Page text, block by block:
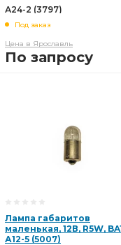
А24-2 (3797)
Под заказ
Цена в Ярославль
По запросу
Лампа габаритов
маленькая, 12В, R5W,
А12-5 (5007)